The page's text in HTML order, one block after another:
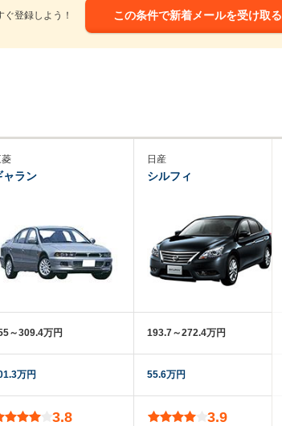
登録しよう！ この条件で新着メールを受け取る
ャラン
～309.4万円
万円
3.8
日産
シルフィ
193.7～272.4万円
55.6万円
3.9